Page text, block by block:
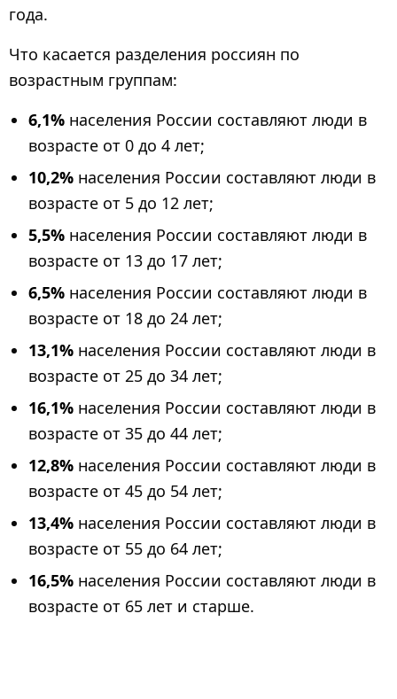
года.
Что касается разделения россиян по
возрастным группам:
6,1% населения России составляют люди в
возрасте от 0 до 4 лет;
10,2% населения России составляют люди в
возрасте от 5 до 12 лет;
5,5% населения России составляют люди в
возрасте от 13 до 17 лет;
6,5% населения России составляют люди в
возрасте от 18 до 24 лет;
13,1% населения России составляют люди в
возрасте от 25 до 34 лет;
16,1% населения России составляют люди в
возрасте от 35 до 44 лет;
12,8% населения России составляют люди в
возрасте от 45 до 54 лет;
13,4% населения России составляют люди в
возрасте от 55 до 64 лет;
16,5% населения России составляют люди в
возрасте от 65 лет и старше.